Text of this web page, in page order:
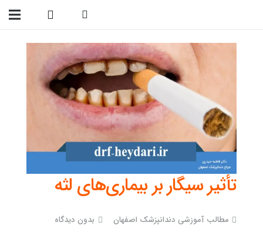
تأثیر سیگار بر بیماری‌های لثه
مطالب آموزشی دندانپزشک اصفهان بدون دیدگاه